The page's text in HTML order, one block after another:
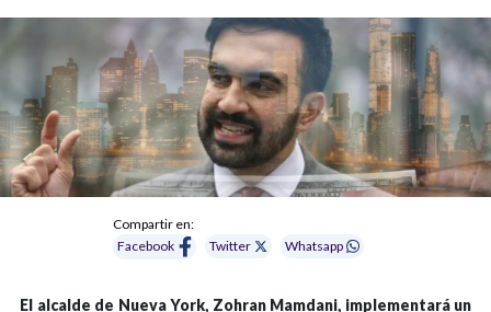
Compartir en:
Facebook
Twitter Whatsapp
El alcalde de Nueva York, Zohran Mamdani, implementará un